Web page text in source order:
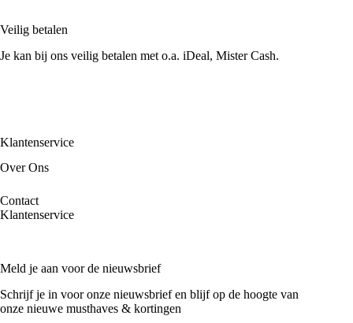
Veilig betalen
Je kan bij ons veilig betalen met o.a. iDeal, Mister Cash.
Klantenservice
Over Ons
Contact
Klantenservice
Meld je aan voor de nieuwsbrief
Schrijf je in voor onze nieuwsbrief en blijf op de hoogte van
onze nieuwe musthaves & kortingen